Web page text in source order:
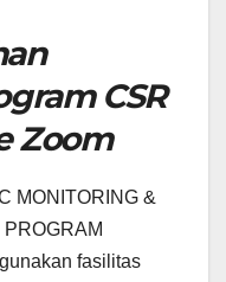
CSR
Zoom
MONITORING &
fasilitas